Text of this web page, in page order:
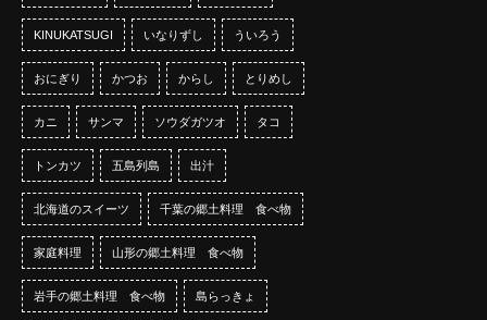
KINUKATSUGI いなりずし ういろう
おにぎり かつお からし とりめし
カニ サンマ ソウダガツオ タコ
トンカツ 五島列島 出汁
北海道のスイーツ 千葉の郷土料理 食べ物
家庭料理 山形の郷土料理 食べ物
岩手の郷土料理 食べ物 島らっきょ